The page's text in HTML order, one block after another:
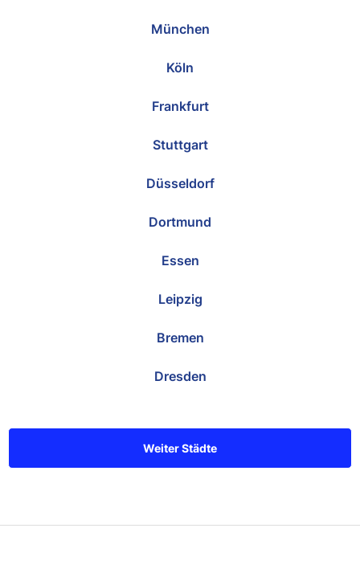
München
Köln
Frankfurt
Stuttgart
Düsseldorf
Dortmund
Essen
Leipzig
Bremen
Dresden
Weiter Städte